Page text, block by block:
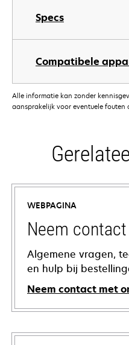
Specs
Compatibele
Alle informatie kan zonder
aansprakelijk voor eventuele fouten
WEBPAGINA
Neem
Algemene vragen,
en hulp bij
Neem contact met